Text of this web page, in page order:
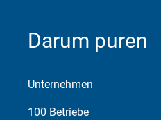
Darum puren
Unternehmen
100 Betriebe
Cookie